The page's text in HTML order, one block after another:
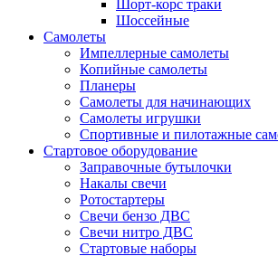
Шорт-корс траки
Шоссейные
Самолеты
Импеллерные самолеты
Копийные самолеты
Планеры
Самолеты для начинающих
Самолеты игрушки
Спортивные и пилотажные
Стартовое оборудование
Заправочные бутылочки
Накалы свечи
Ротостартеры
Свечи бензо ДВС
Свечи нитро ДВС
Стартовые наборы